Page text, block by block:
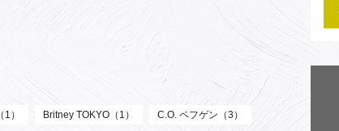
） Britney TOKYO（1） C.O. ペフゲン（3）